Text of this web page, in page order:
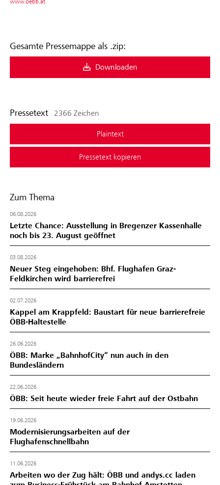
Gesamte Pressemappe als .zip:
Downloaden
Pressetext 2366 Zeichen
Plaintext
Pressetext kopieren
Zum Thema
06.08.2026
Letzte Chance: Ausstellung in Bregenzer Kassenhalle
noch bis 23. August geöffnet
03.08.2026
Neuer Steg eingehoben: Bhf. Flughafen Graz-
Feldkirchen wird barrierefrei
02.07.2026
Kappel am Krappfeld: Baustart für neue barrierefreie
ÖBB-Haltestelle
26.06.2026
ÖBB: Marke „BahnhofCity“ nun auch in den
Bundesländern
22.06.2026
ÖBB: Seit heute wieder freie Fahrt auf der Ostbahn
19.06.2026
Modernisierungsarbeiten auf der
Flughafenschnellbahn
11.06.2026
Arbeiten wo der Zug hält: ÖBB und andys.cc laden